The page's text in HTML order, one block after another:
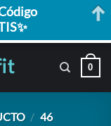
0
/ 46